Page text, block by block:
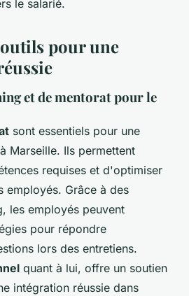
le salarié.
pour une
et de mentorat pour le
sont essentiels pour une
Marseille. Ils permettent
requises et d'optimiser
employés. Grâce à des
les employés peuvent
pour répondre
lors des entretiens.
quant à lui, offre un soutien
intégration réussie dans